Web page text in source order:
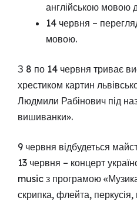
англійською мовою
14 червня –
мовою.
З 8 по 14 червня триває
хрестиком картин
Людмили Рабінович під
вишиванки».
9 червня відбудеться
13 червня – концерт
music з програмою «Музика
скрипка, флейта, перкусія,